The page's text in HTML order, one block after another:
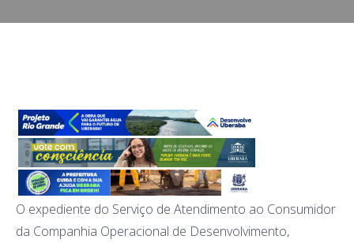
O expediente do Serviço de Atendimento ao Consumidor
da Companhia Operacional de Desenvolvimento,